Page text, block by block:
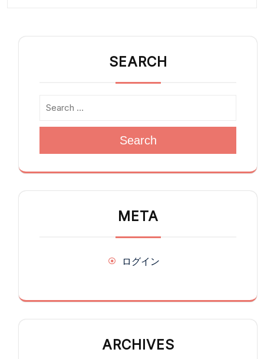
SEARCH
Search
META
ログイン
ARCHIVES